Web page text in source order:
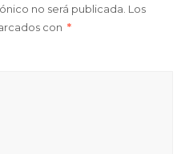
no será publicada. Los
con *